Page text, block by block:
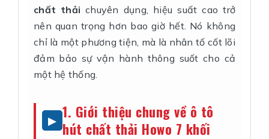
chất thải chuyên dụng, hiệu suất cao trở
nên quan trọng hơn bao giờ hết. Nó không
chỉ là một phương tiện, mà là nhân tố cốt lõi
đảm bảo sự vận hành thông suốt cho cả
một hệ thống.
1. Giới thiệu chung về ô tô
hút chất thải Howo 7 khối